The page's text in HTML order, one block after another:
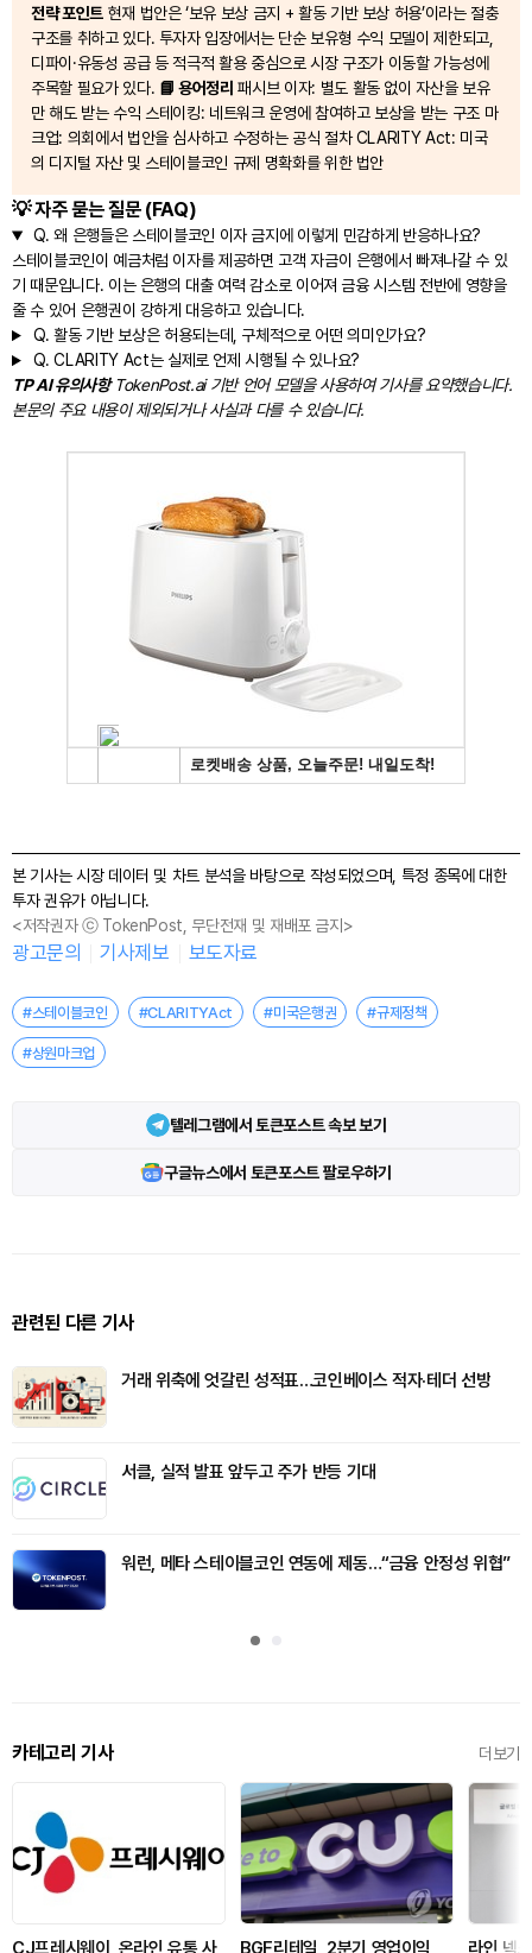
전략 포인트현재 법안은 ‘보유 보상 금지 + 활동 기반 보상 허용’이라는 절충
구조를 취하고 있다. 투자자 입장에서는 단순 보유형 수익 모델이 제한되고,
디파이·유동성 공급 등 적극적 활용 중심으로 시장 구조가 이동할 가능성에
주목할 필요가 있다. 📘 용어정리 패시브 이자: 별도 활동 없이 자산을 보유
만 해도 받는 수익 스테이킹: 네트워크 운영에 참여하고 보상을 받는 구조 마
크업: 의회에서 법안을 심사하고 수정하는 공식 절차 CLARITY Act: 미국
의 디지털 자산 및 스테이블코인 규제 명확화를 위한 법안
💡 자주 묻는 질문 (FAQ)
Q. 왜 은행들은 스테이블코인 이자 금지에 이렇게 민감하게 반응하나요?
스테이블코인이 예금처럼 이자를 제공하면 고객 자금이 은행에서 빠져나갈 수 있
기 때문입니다. 이는 은행의 대출 여력 감소로 이어져 금융 시스템 전반에 영향을
줄 수 있어 은행권이 강하게 대응하고 있습니다.
Q. 활동 기반 보상은 허용되는데, 구체적으로 어떤 의미인가요?
Q. CLARITY Act는 실제로 언제 시행될 수 있나요?
TP AI 유의사항TokenPost.ai 기반 언어 모델을 사용하여 기사를 요약했습니다.
본문의 주요 내용이 제외되거나 사실과 다를 수 있습니다.
본 기사는 시장 데이터 및 차트 분석을 바탕으로 작성되었으며, 특정 종목에 대한
투자 권유가 아닙니다.
<저작권자 ⓒ TokenPost, 무단전재 및 재배포 금지>
광고문의 기사제보 보도자료
#스테이블코인 #CLARITYAct #미국은행권 #규제정책
#상원마크업
텔레그램에서 토큰포스트 속보 보기
구글뉴스에서 토큰포스트 팔로우하기
관련된 다른 기사
거래 위축에 엇갈린 성적표…코인베이스 적자·테더 선방
서클, 실적 발표 앞두고 주가 반등 기대
워런, 메타 스테이블코인 연동에 제동…“금융 안정성 위협”
카테고리 기사 더보기
CJ프레시웨이, 온라인 유통 사 BGF리테일, 2분기 영업이익 라인 넥